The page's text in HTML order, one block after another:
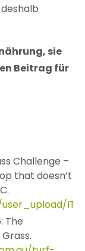
deshalb
sie
Beitrag für
Challenge –
that doesn’t
The